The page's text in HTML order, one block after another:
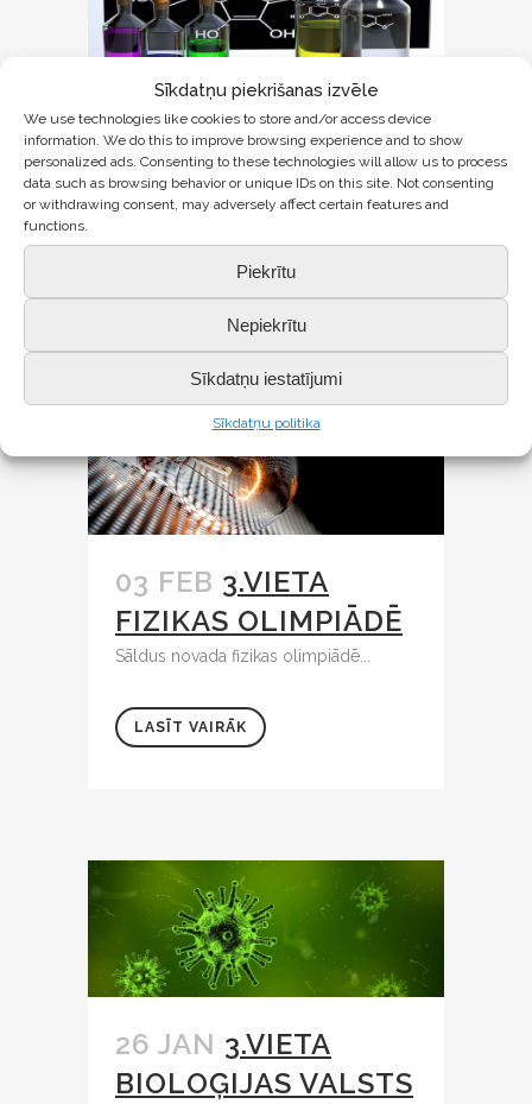
Sīkdatņu piekrišanas izvēle
We use technologies like cookies to store and/or access device
information. We do this to improve browsing experience and to show
personalized ads. Consenting to these technologies will allow us to process
data such as browsing behavior or unique IDs on this site. Not consenting
or withdrawing consent, may adversely affect certain features and
functions.
Piekrītu
Nepiekrītu
Sīkdatņu iestatījumi
Sīkdatņu politika
19 FEB ATZINĪBA
ĶĪMIJAS OLIMPIĀDĒ
Saldus novada ķīmijas olimpiādē...
LASĪT VAIRĀK
03 FEB 3.VIETA
FIZIKAS OLIMPIĀDĒ
Sāldus novada fizikas olimpiādē...
LASĪT VAIRĀK
26 JAN 3.VIETA
BIOLOĢIJAS VALSTS